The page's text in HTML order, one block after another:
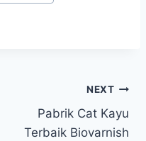
NEXT
Pabrik Cat Kayu
Terbaik Biovarnish